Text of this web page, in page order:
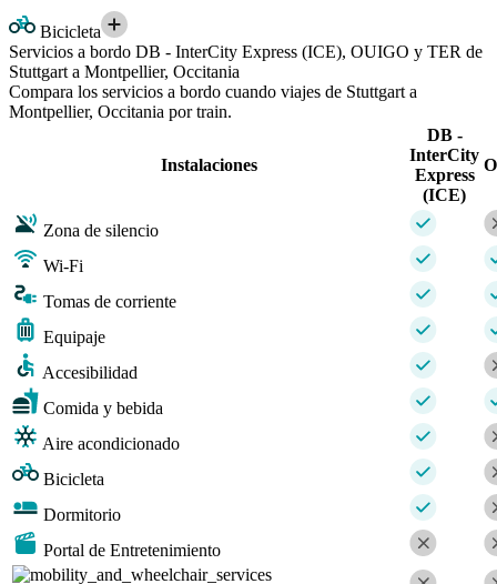
Bicicleta
Servicios a bordo DB - InterCity Express (ICE), OUIGO y TER de
Stuttgart a Montpellier, Occitania
Compara los servicios a bordo cuando viajes de Stuttgart a
Montpellier, Occitania por train.
Instalaciones
DB -
InterCity
Express
(ICE)
Zona de silencio
Wi-Fi
Tomas de corriente
Equipaje
Accesibilidad
Comida y bebida
Aire acondicionado
Bicicleta
Dormitorio
Portal de Entretenimiento